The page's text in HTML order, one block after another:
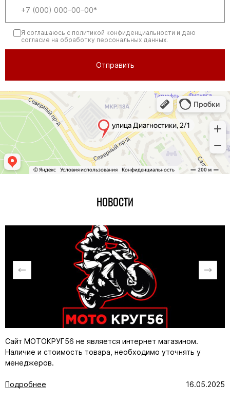
Я соглашаюсь с политикой конфиденциальности и даю
согласие на обработку персональных данных.
НОВОСТИ
Сайт МОТОКРУГ56 не является интернет магазином.
Наличие и стоимость товара, необходимо уточнять у
менеджеров.
Подробнее 16.05.2025